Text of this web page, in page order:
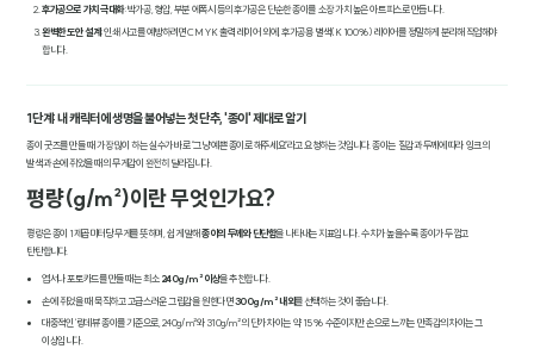
후가공으로 가치 극대화: 박가공, 형압, 부분 에폭시 등의 후가공은 단순한 종이를 소장 가치 높은 아트피스로 만듭니다.
완벽한 도안 설계 : 인쇄 사고를 예방하려면 CMYK 출력 레이어 외에, 후가공용 별색(K 100%) 레이어를 정밀하게 분리해 작업해야
합니다.
1단계: 내 캐릭터에 생명을 불어넣는 첫 단추, '종이' 제대로 알기
종이 굿즈를 만들 때 가장 많이 하는 실수가 바로 "그냥 예쁜 종이로 해주세요"라고 요청하는 것입니다. 종이는 질감과 두께에 따라 잉크의
발색과 손에 쥐었을 때의 무게감이 완전히 달라집니다.
평량(g/m²)이란 무엇인가요?
평량은 종이 1제곱미터당 무게를 뜻하며, 쉽게 말해종이의 두께와 단단함을 나타내는 지표입니다. 수치가 높을수록 종이가 두껍고
탄탄합니다.
엽서나 포토카드를 만들 때는 최소 240g/m² 이상을 추천합니다.
손에 쥐었을 때 묵직하고 고급스러운 그립감을 원한다면300g/m² 내외를 선택하는 것이 좋습니다.
대중적인 '랑데뷰' 종이를 기준으로, 240g/m²와 310g/m²의 단가 차이는 약 15% 수준이지만 손으로 느끼는 만족감의 차이는 그
이상입니다.